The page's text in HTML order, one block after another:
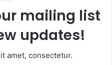
mailing list
updates!
amet, consectetur.